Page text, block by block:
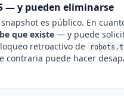
— y pueden eliminarse
es público. En
que existe — y puede
retroactivo de
contraria puede hacer